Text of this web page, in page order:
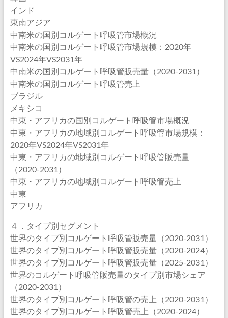
インド
東南アジア
中南米の国別コルゲート呼吸管市場概況
中南米の国別コルゲート呼吸管市場規模：2020年
VS2024年VS2031年
中南米の国別コルゲート呼吸管販売量（2020-2031）
中南米の国別コルゲート呼吸管売上
ブラジル
メキシコ
中東・アフリカの国別コルゲート呼吸管市場概況
中東・アフリカの地域別コルゲート呼吸管市場規模：
2020年VS2024年VS2031年
中東・アフリカの地域別コルゲート呼吸管販売量
（2020-2031）
中東・アフリカの地域別コルゲート呼吸管売上
中東
アフリカ
４．タイプ別セグメント
世界のタイプ別コルゲート呼吸管販売量（2020-2031）
世界のタイプ別コルゲート呼吸管販売量（2020-2024）
世界のタイプ別コルゲート呼吸管販売量（2025-2031）
世界のコルゲート呼吸管販売量のタイプ別市場シェア
（2020-2031）
世界のタイプ別コルゲート呼吸管の売上（2020-2031）
世界のタイプ別コルゲート呼吸管売上（2020-2024）